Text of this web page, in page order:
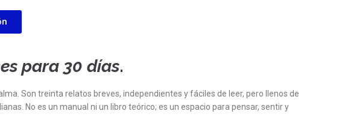
para 30 días.
Son treinta relatos breves, independientes y fáciles de leer, pero llenos de
No es un manual ni un libro teórico; es un espacio para pensar, sentir y